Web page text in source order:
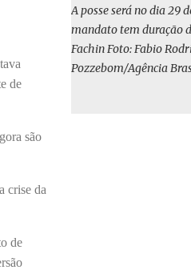
de
são
crise da
de
em iene japonês é mais
aspectos econômico e
custo dos juros em
inferior no curto prazo,
A posse será no dia 29
mandato tem duração
Fachin Foto: Fabio
Pozzebom/Agência